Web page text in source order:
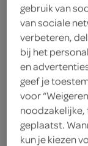
250 gram
1 zak spinazie
3 teentjes
2 eetlepels
4 rode
gebruik van
van sociale
verbeteren,
bij het
en
geef je
voor
geplaatst.
kun je kiezen